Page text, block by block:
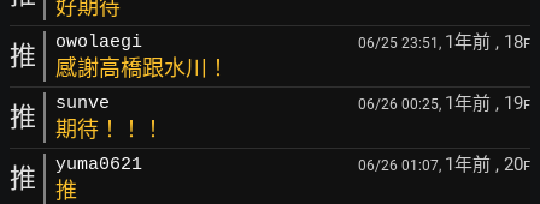
好期待
推 owolaegi 06/25 23:51, 1年前 , 18F
感謝高橋跟水川！
推 sunve 06/26 00:25, 1年前 , 19F
期待！！！
推 yuma0621 06/26 01:07, 1年前 , 20F
推